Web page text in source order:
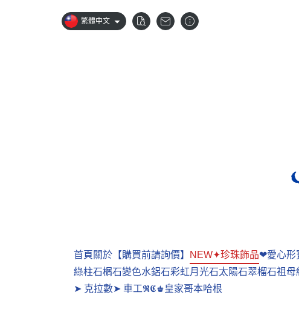
繁體中文
首頁 關於 【購買前請詢價】 NEW✦珍珠飾品❤愛心形
綠柱石榍石變色水鋁石彩虹月光石太陽石翠榴石祖母
➤ 克拉數➤ 車工𝕽𝕮♚皇家哥本哈根